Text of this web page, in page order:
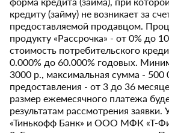
кредиту (займу) не возникает за
предоставляемой продавцом.
продукту «Рассрочка» - от 0% до
стоимость потребительского
0.000% до 60.000% годовых.
3000 р., максимальная сумма - 500
предоставления - от 3 до 36
размер ежемесячного платежа
результатам рассмотрения заявки.
«Тинькофф Банк» и ООО МФК «Т-